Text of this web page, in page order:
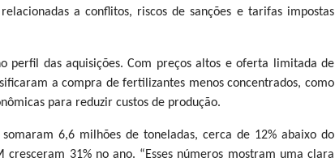
a conflitos, riscos de sanções e tarifas impostas
perfil das aquisições. Com preços altos e oferta limitada de
a compra de fertilizantes menos concentrados, como
para reduzir custos de produção.
6,6 milhões de toneladas, cerca de 12% abaixo do
31% no ano. “Esses números mostram uma clara